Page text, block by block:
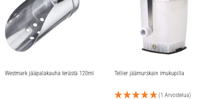
Westmark jääpalakauha terästä 120ml Tellier jäämurskain imukupilla
(1 Arvostelua)